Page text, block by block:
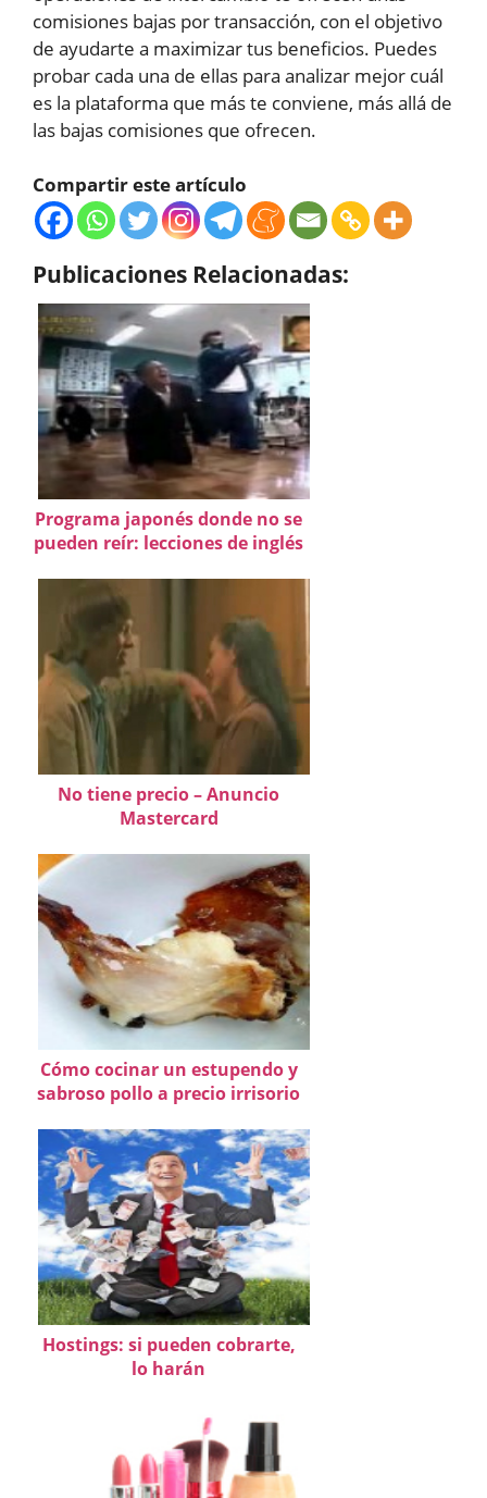
comisiones bajas por transacción, con el objetivo
de ayudarte a maximizar tus beneficios. Puedes
probar cada una de ellas para analizar mejor cuál
es la plataforma que más te conviene, más allá de
las bajas comisiones que ofrecen.
Compartir este artículo
Publicaciones Relacionadas:
Programa japonés donde no se
pueden reír: lecciones de inglés
No tiene precio – Anuncio
Mastercard
Cómo cocinar un estupendo y
sabroso pollo a precio irrisorio
Hostings: si pueden cobrarte,
lo harán